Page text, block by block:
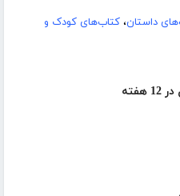
داستان، کتاب‌های کودک و